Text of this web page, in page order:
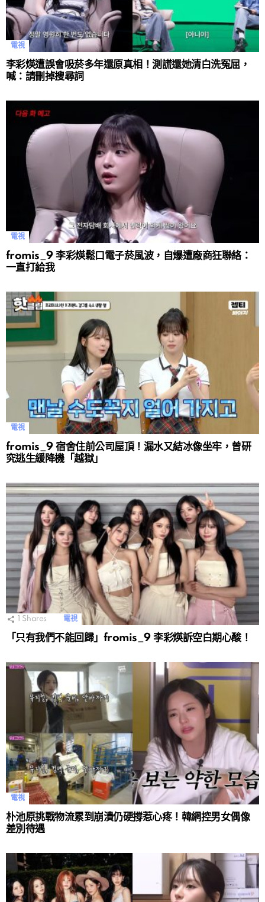
電視
李彩煐遭誤會吸菸多年還原真相！測謊還她清白洗冤屈，
喊：請刪掉搜尋詞
電視
fromis_9 李彩煐鬆口電子菸風波，自爆遭廠商狂聯絡：
一直打給我
電視
fromis_9 宿舍住前公司屋頂！漏水又結冰像坐牢，曾研
究逃生緩降機「越獄」
Shares 電視
「只有我們不能回歸」fromis_9 李彩煐訴空白期心酸！
電視
朴池原挑戰物流累到崩潰仍硬撐惹心疼！韓網控男女偶像
差別待遇